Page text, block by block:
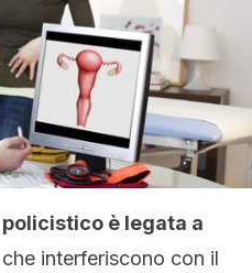
è legata a
che interferiscono con il